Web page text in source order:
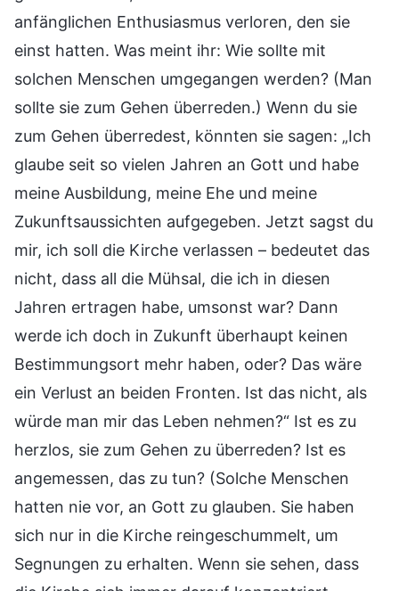
anfänglichen Enthusiasmus verloren, den sie
einst hatten. Was meint ihr: Wie sollte mit
solchen Menschen umgegangen werden? (Man
sollte sie zum Gehen überreden.) Wenn du sie
zum Gehen überredest, könnten sie sagen: „Ich
glaube seit so vielen Jahren an Gott und habe
meine Ausbildung, meine Ehe und meine
Zukunftsaussichten aufgegeben. Jetzt sagst du
mir, ich soll die Kirche verlassen – bedeutet das
nicht, dass all die Mühsal, die ich in diesen
Jahren ertragen habe, umsonst war? Dann
werde ich doch in Zukunft überhaupt keinen
Bestimmungsort mehr haben, oder? Das wäre
ein Verlust an beiden Fronten. Ist das nicht, als
würde man mir das Leben nehmen?“ Ist es zu
herzlos, sie zum Gehen zu überreden? Ist es
angemessen, das zu tun? (Solche Menschen
hatten nie vor, an Gott zu glauben. Sie haben
sich nur in die Kirche reingeschummelt, um
Segnungen zu erhalten. Wenn sie sehen, dass